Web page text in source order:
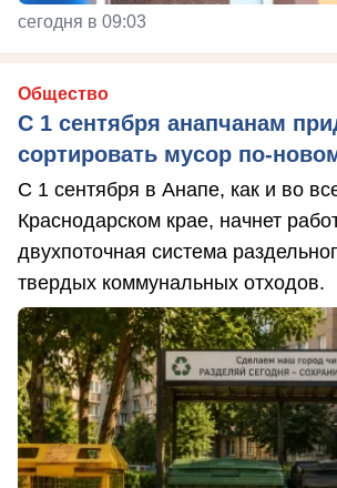
сегодня в 09:03
Общество
С 1 сентября анапчанам
сортировать мусор по-
С 1 сентября в Анапе, как и во
Краснодарском крае, начнет
двухпоточная система
твердых коммунальных отходов.